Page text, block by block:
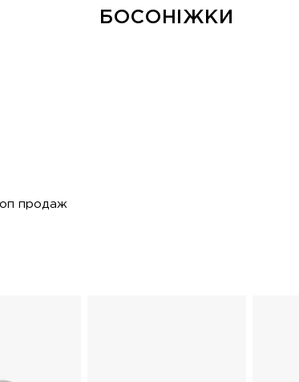
БОСОНІЖКИ
продаж